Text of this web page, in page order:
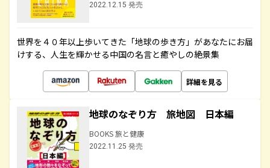
2022.12.15 発売
世界を４０年以上歩いてきた「地球の歩き方」があなたにお届
けする、人生を輝かせる中国の名言と癒やしの絶景集
詳細を見る
地球のなぞり方 旅地図 日本編
BOOKS 旅と健康
2022.11.25 発売